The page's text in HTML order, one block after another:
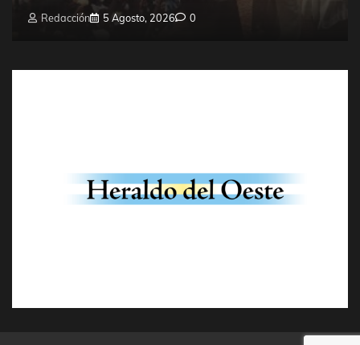
Redacción 5 Agosto, 2026 0